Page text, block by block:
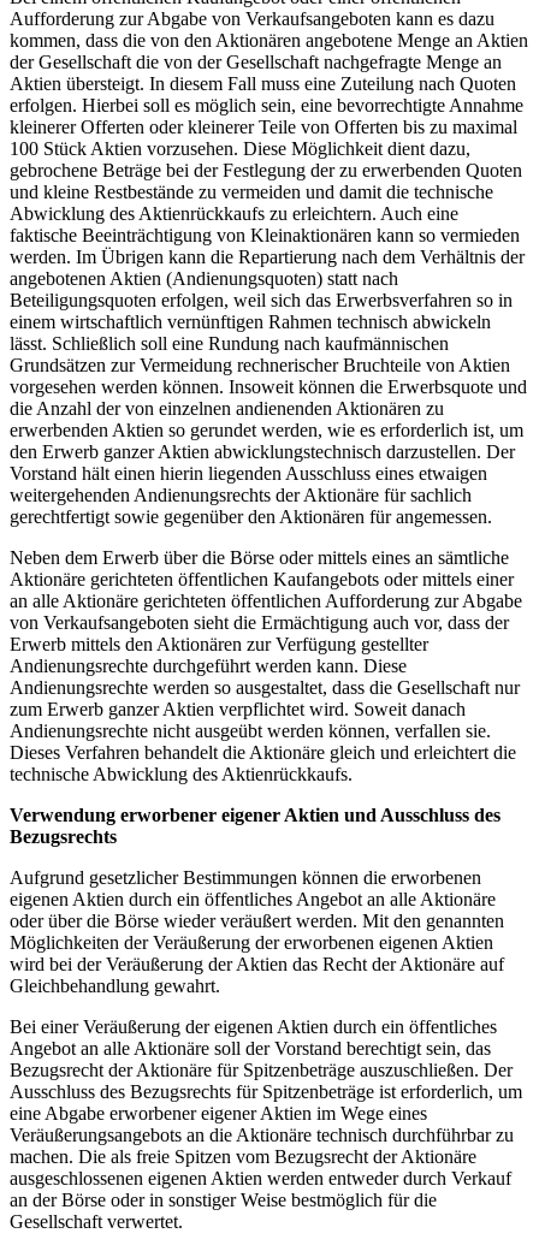
Aufforderung zur Abgabe von Verkaufsangeboten kann es dazu
kommen, dass die von den Aktionären angebotene Menge an Aktien
der Gesellschaft die von der Gesellschaft nachgefragte Menge an
Aktien übersteigt. In diesem Fall muss eine Zuteilung nach Quoten
erfolgen. Hierbei soll es möglich sein, eine bevorrechtigte Annahme
kleinerer Offerten oder kleinerer Teile von Offerten bis zu maximal
100 Stück Aktien vorzusehen. Diese Möglichkeit dient dazu,
gebrochene Beträge bei der Festlegung der zu erwerbenden Quoten
und kleine Restbestände zu vermeiden und damit die technische
Abwicklung des Aktienrückkaufs zu erleichtern. Auch eine
faktische Beeinträchtigung von Kleinaktionären kann so vermieden
werden. Im Übrigen kann die Repartierung nach dem Verhältnis der
angebotenen Aktien (Andienungsquoten) statt nach
Beteiligungsquoten erfolgen, weil sich das Erwerbsverfahren so in
einem wirtschaftlich vernünftigen Rahmen technisch abwickeln
lässt. Schließlich soll eine Rundung nach kaufmännischen
Grundsätzen zur Vermeidung rechnerischer Bruchteile von Aktien
vorgesehen werden können. Insoweit können die Erwerbsquote und
die Anzahl der von einzelnen andienenden Aktionären zu
erwerbenden Aktien so gerundet werden, wie es erforderlich ist, um
den Erwerb ganzer Aktien abwicklungstechnisch darzustellen. Der
Vorstand hält einen hierin liegenden Ausschluss eines etwaigen
weitergehenden Andienungsrechts der Aktionäre für sachlich
gerechtfertigt sowie gegenüber den Aktionären für angemessen.
Neben dem Erwerb über die Börse oder mittels eines an sämtliche
Aktionäre gerichteten öffentlichen Kaufangebots oder mittels einer
an alle Aktionäre gerichteten öffentlichen Aufforderung zur Abgabe
von Verkaufsangeboten sieht die Ermächtigung auch vor, dass der
Erwerb mittels den Aktionären zur Verfügung gestellter
Andienungsrechte durchgeführt werden kann. Diese
Andienungsrechte werden so ausgestaltet, dass die Gesellschaft nur
zum Erwerb ganzer Aktien verpflichtet wird. Soweit danach
Andienungsrechte nicht ausgeübt werden können, verfallen sie.
Dieses Verfahren behandelt die Aktionäre gleich und erleichtert die
technische Abwicklung des Aktienrückkaufs.
Verwendung erworbener eigener Aktien und Ausschluss des
Bezugsrechts
Aufgrund gesetzlicher Bestimmungen können die erworbenen
eigenen Aktien durch ein öffentliches Angebot an alle Aktionäre
oder über die Börse wieder veräußert werden. Mit den genannten
Möglichkeiten der Veräußerung der erworbenen eigenen Aktien
wird bei der Veräußerung der Aktien das Recht der Aktionäre auf
Gleichbehandlung gewahrt.
Bei einer Veräußerung der eigenen Aktien durch ein öffentliches
Angebot an alle Aktionäre soll der Vorstand berechtigt sein, das
Bezugsrecht der Aktionäre für Spitzenbeträge auszuschließen. Der
Ausschluss des Bezugsrechts für Spitzenbeträge ist erforderlich, um
eine Abgabe erworbener eigener Aktien im Wege eines
Veräußerungsangebots an die Aktionäre technisch durchführbar zu
machen. Die als freie Spitzen vom Bezugsrecht der Aktionäre
ausgeschlossenen eigenen Aktien werden entweder durch Verkauf
an der Börse oder in sonstiger Weise bestmöglich für die
Gesellschaft verwertet.